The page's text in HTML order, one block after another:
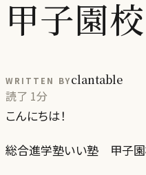
甲子園
WRITTEN BYclantable
読了 1分
こんにちは！
総合進学塾いい塾 甲子園